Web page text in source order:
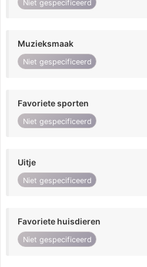
Niet gespecificeerd
Muzieksmaak
Niet gespecificeerd
Favoriete sporten
Niet gespecificeerd
Uitje
Niet gespecificeerd
Favoriete huisdieren
Niet gespecificeerd